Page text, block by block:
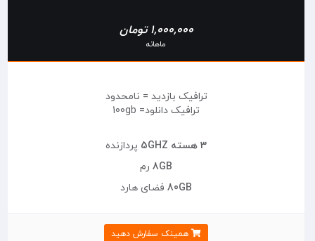
1,000,000 تومان
ماهانه
ترافیک بازدید = نامحدود
ترافیک دانلود= 100gb
3 هسته 5GHZ
پردازنده
8GB رم
80GB فضای هارد
همینک سفارش دهید